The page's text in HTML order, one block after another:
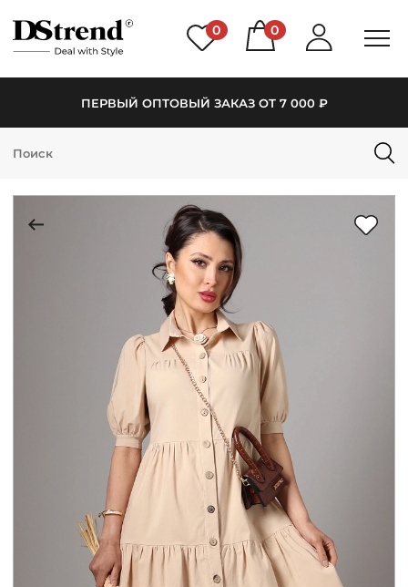
0 0
ПЕРВЫЙ ОПТОВЫЙ ЗАКАЗ ОТ 7 000 ₽
КАТАЛОГ
НОВИНКИ
РАСПРОДАЖА
КОНТАКТЫ
ЖУРНАЛ
О НАС